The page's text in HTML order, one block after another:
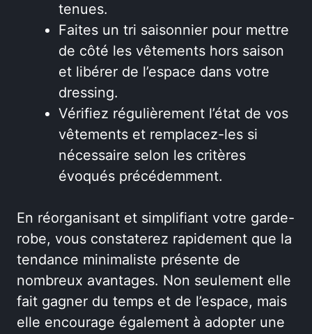
tenues.
Faites un tri saisonnier pour mettre
de côté les vêtements hors saison
et libérer de l’espace dans votre
dressing.
Vérifiez régulièrement l’état de vos
vêtements et remplacez-les si
nécessaire selon les critères
évoqués précédemment.
En réorganisant et simplifiant votre garde-
robe, vous constaterez rapidement que la
tendance minimaliste présente de
nombreux avantages. Non seulement elle
fait gagner du temps et de l’espace, mais
elle encourage également à adopter une